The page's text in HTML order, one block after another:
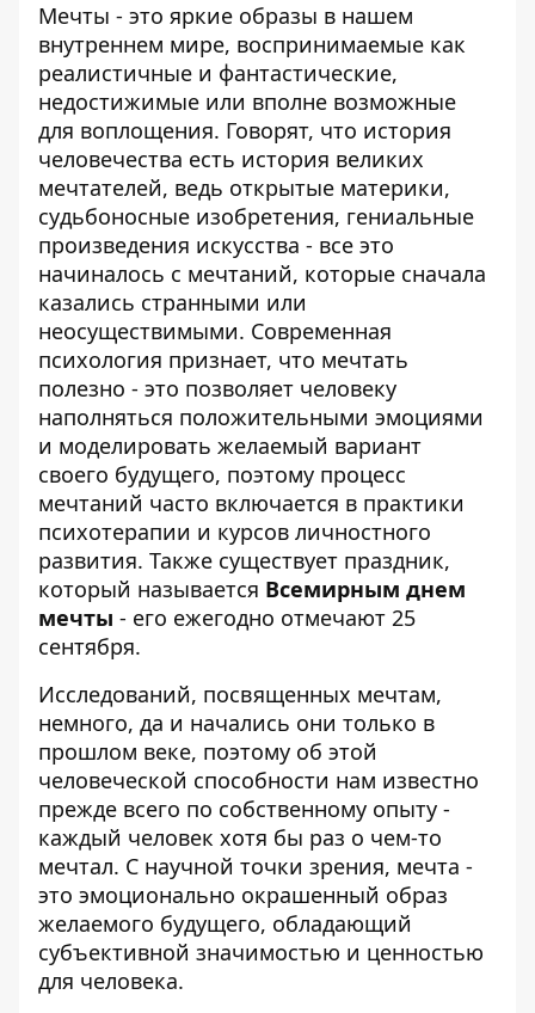
Мечты - это яркие образы в нашем
внутреннем мире, воспринимаемые как
реалистичные и фантастические,
недостижимые или вполне возможные
для воплощения. Говорят, что история
человечества есть история великих
мечтателей, ведь открытые материки,
судьбоносные изобретения, гениальные
произведения искусства - все это
начиналось с мечтаний, которые сначала
казались странными или
неосуществимыми. Современная
психология признает, что мечтать
полезно - это позволяет человеку
наполняться положительными эмоциями
и моделировать желаемый вариант
своего будущего, поэтому процесс
мечтаний часто включается в практики
психотерапии и курсов личностного
развития. Также существует праздник,
который называется Всемирным днем ​​
мечты - его ежегодно отмечают 25
сентября.
Исследований, посвященных мечтам,
немного, да и начались они только в
прошлом веке, поэтому об этой
человеческой способности нам известно
прежде всего по собственному опыту -
каждый человек хотя бы раз о чем-то
мечтал. С научной точки зрения, мечта -
это эмоционально окрашенный образ
желаемого будущего, обладающий
субъективной значимостью и ценностью
для человека.